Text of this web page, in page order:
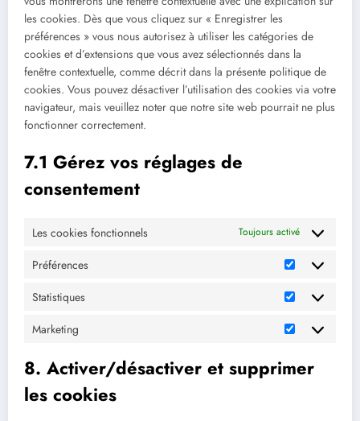
les cookies. Dès que vous cliquez sur « Enregistrer les
préférences » vous nous autorisez à utiliser les catégories de
cookies et d’extensions que vous avez sélectionnés dans la
fenêtre contextuelle, comme décrit dans la présente politique de
cookies. Vous pouvez désactiver l’utilisation des cookies via votre
navigateur, mais veuillez noter que notre site web pourrait ne plus
fonctionner correctement.
7.1 Gérez vos réglages de
consentement
Les cookies fonctionnels Toujours activé
Préférences Préférences
Statistiques Statistiques
Marketing Marketing
8. Activer/désactiver et supprimer
les cookies